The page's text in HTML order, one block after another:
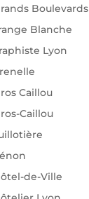
Boulevards
Blanche
Lyon
Caillou
Caillou
de-Ville